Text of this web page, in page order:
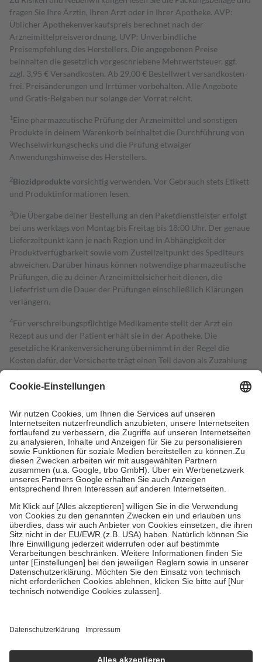
fragen Sie Ihre Ärztin, Ihren Arzt oder in Ihrer Apotheke. AVP:
Üblicher Apothekenverkaufspreis berechnet nach der
Arzneimittelpreisverordnung. UVP: Unverbindliche
Preisempfehlung des Herstellers. Die angegebenen Preise
beinhalten die gesetzlich vorgeschriebene Mehrwertsteuer, ggf.
zzgl. 3,95 € Versandkosten. Ab 29,00 € Bestell­wert versand­kosten­
frei. Preisänderungen und Irrtümer vorbehalten. Alle Angebote
und Gratis-Beigaben nur solange der Vorrat reicht.
1 Eine pharmazeutische Prüfung der Arzneimittel und sonstigen
Produkte in deinem Warenkorb beinhaltet die Durchführung von
Wechselwirkungschecks und die Prüfung etwaiger
Anwendungshinweise des Herstellers.
2Biozidproduktevorsichtig verwenden. Vor Gebrauch stets Etikett
und Produktinformationen lesen.
3Die Übergabe deiner Bestellung an den Paketdienstleister erfolgt
bei uns werktags von Montag bis Freitag bis 18:00 Uhr. Der genaue
Lieferzeitpunkt kann je nach Region und in Abhängigkeit der
Produktverfügbarkeit sowie vom Zustellzeitpunkt des Spediteurs
abweichen. Darüber hinaus können notwendige pharmazeutische
Prüfungen, die zu deiner Arzneimittelsicherheit dienen, die
Lieferfrist um die Dauer der Prüfungen einschließlich Klärungen
verlängern.
4Für verschreibungspflichtige Medikamente stellt der Arzt ein
Rezept aus und der Patient erhält sie in der Apotheke. Die
gesetzliche Krankenversicherung übernimmt in der Regel die
Kosten dafür, der Versicherte trägt einen Teil davon als Zuzahlung
mit.
Grundsätzlich leisten Mitglieder Zuzahlungen in Höhe von zehn
höchstens zehn Euro.
Es sind jedoch nie mehr als die tatsächlichen
Kosten der Leistung zu entrichten.
Diese Regeln gelten grundsätzlich auch für Online-Apotheken.
Bei Heilmitteln und häuslicher Krankenpflege beträgt die
Zuzahlung zehn Prozent der Kosten sowie zehn Euro je
Verordnung.
Um das Engagement der Versicherten für ihre eigene Gesundheit zu
stärken und die besondere Stellung der Familie zu unterstützen,
fallenkeine Zuzahlungenan bei:
• Kindern und Jugendlichen bis zum vollendeten 18. Lebensjahr
mit Ausnahme der Fahrkosten
• Untersuchungen zur Vorsorge und Früherkennung, die von der
GKV getragen werden
• empfohlenen Schutzimpfungen
• Harn- und Blutteststreifen
getroffen, um sicherzustellen, dass es sich um echte Bewertungen
https://help.etrusted.com/hc/de/articles/4419944605341